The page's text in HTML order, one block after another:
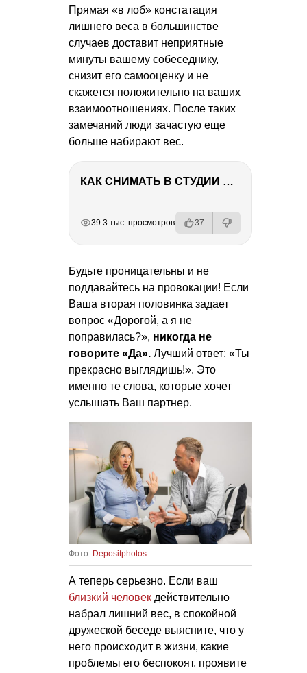
Прямая «в лоб» констатация
лишнего веса в большинстве
случаев доставит неприятные
минуты вашему собеседнику,
снизит его самооценку и не
скажется положительно на ваших
взаимоотношениях. После таких
замечаний люди зачастую еще
больше набирают вес.
КАК СНИМАТЬ В СТУДИИ СО ВСПЫШКАМИ
39.3 тыс. просмотров 37
Будьте проницательны и не
поддавайтесь на провокации! Если
Ваша вторая половинка задает
вопрос «Дорогой, а я не
поправилась?», никогда не
говорите «Да». Лучший ответ: «Ты
прекрасно выглядишь!». Это
именно те слова, которые хочет
услышать Ваш партнер.
Фото: Depositphotos
А теперь серьезно. Если ваш
близкий человек действительно
набрал лишний вес, в спокойной
дружеской беседе выясните, что у
него происходит в жизни, какие
проблемы его беспокоят, проявите